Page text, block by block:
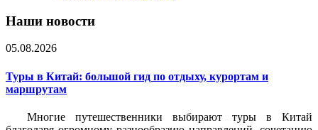
Наши новости
05.08.2026
Туры в Китай: большой гид по отдыху, курортам и
маршрутам
Многие путешественники выбирают туры в Китай